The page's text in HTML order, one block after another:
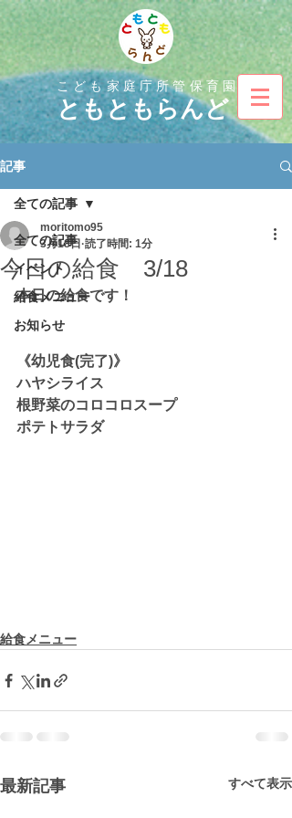
こども家庭庁所管保育園
ともともらんど
記事
全ての記事
イベント
給食メニュー
お知らせ
全ての記事
今日の給食 3/18
moritomo95
3月18日 読了時間: 1分
本日の給食です！
《幼児食(完了)》
ハヤシライス
根野菜のコロコロスープ
ポテトサラダ
給食メニュー
最新記事 すべて表示